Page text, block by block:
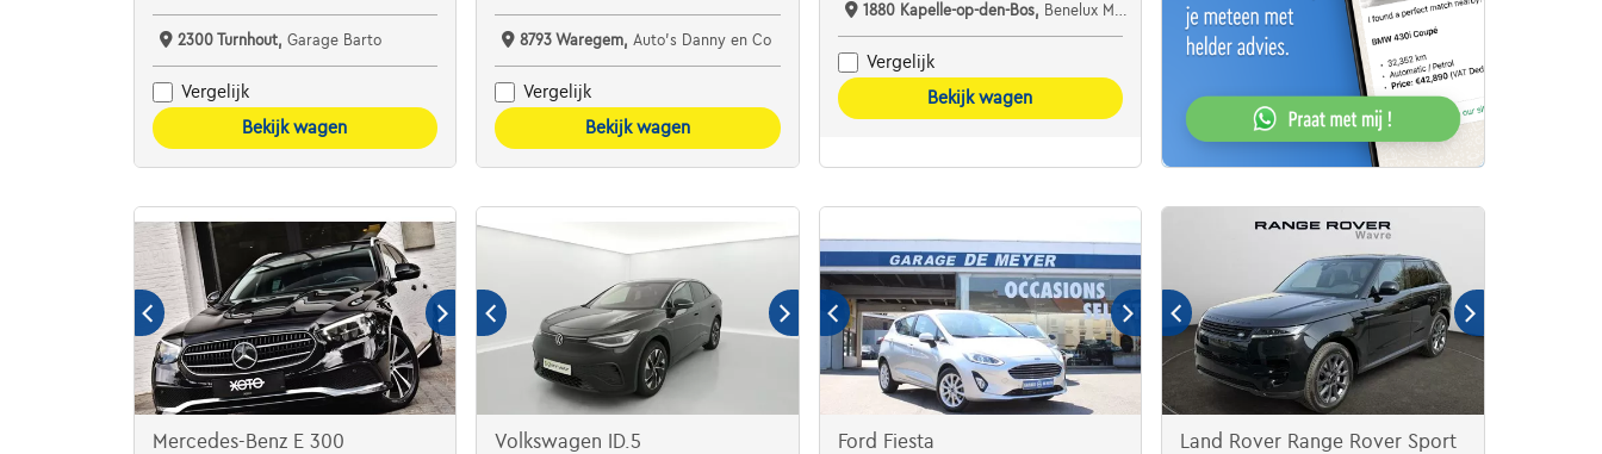
2300 Turnhout, Garage Barto
Vergelijk
Bekijk wagen
8793 Waregem, Auto's Danny en Co
Vergelijk
Bekijk wagen
1880 Kapelle-op-den-Bos, Benelux Motors
Vergelijk
Bekijk wagen
Mercedes-Benz E 300 Volkswagen ID.5 Ford Fiesta Land Rover Range Rover Sport